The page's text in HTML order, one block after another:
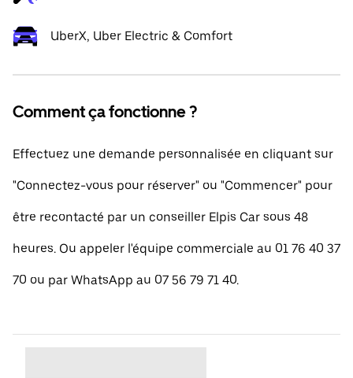
UberX, Uber Electric & Comfort
Comment ça fonctionne ?
Effectuez une demande personnalisée en cliquant sur
"Connectez-vous pour réserver" ou "Commencer" pour
être recontacté par un conseiller Elpis Car sous 48
heures. Ou appeler l'équipe commerciale au 01 76 40 37
70 ou par WhatsApp au 07 56 79 71 40.